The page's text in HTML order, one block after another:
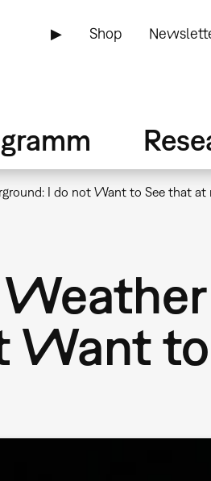
▶ Shop
I do not Want to See that at
Weather
Want